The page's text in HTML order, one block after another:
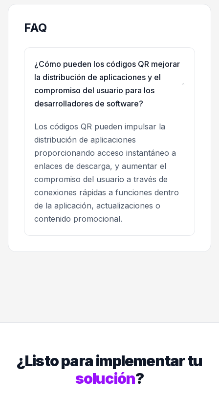
FAQ
¿Cómo pueden los códigos QR mejorar
la distribución de aplicaciones y el
compromiso del usuario para los
desarrolladores de software?
Los códigos QR pueden impulsar la
distribución de aplicaciones
proporcionando acceso instantáneo a
enlaces de descarga, y aumentar el
compromiso del usuario a través de
conexiones rápidas a funciones dentro
de la aplicación, actualizaciones o
contenido promocional.
¿Listo para implementar tu
solución?